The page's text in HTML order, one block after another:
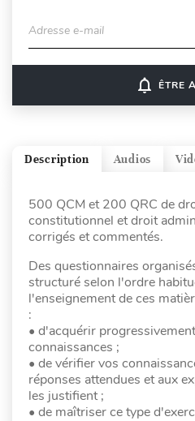
Adresse e-mail
notifications_none ÊTRE
Audios
Description
500 QCM et 200 QRC de
constitutionnel et droit
corrigés et commentés.
Des questionnaires
structuré selon l'ordre
l'enseignement de ces
:
• d'acquérir
connaissances ;
• de vérifier vos
réponses attendues et aux
les justifient ;
• de maîtriser ce type